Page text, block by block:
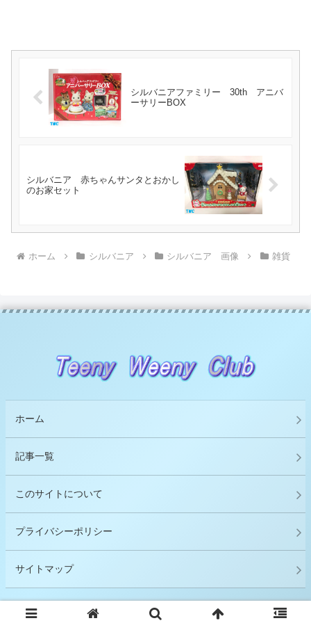
シルバニアファミリー 30th アニバ
ーサリーBOX
シルバニア 赤ちゃんサンタとおかし
のお家セット
ホーム シルバニア シルバニア 画像 雑貨
ホーム
記事一覧
このサイトについて
プライバシーポリシー
サイトマップ